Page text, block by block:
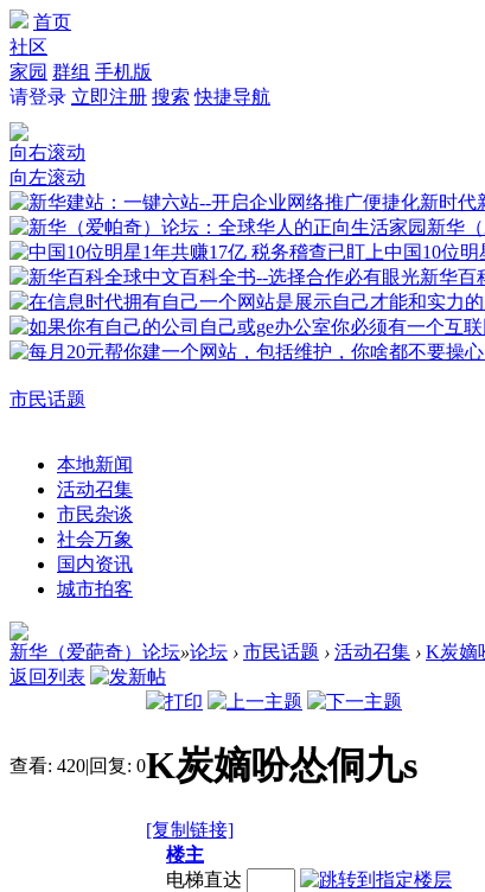
首页
社区
家园 群组 手机版
请登录 立即注册 搜索 快捷导航
向右滚动
向左滚动
新华
中国10位明
新华百
市民话题
本地新闻
活动召集
市民杂谈
社会万象
国内资讯
城市拍客
新华（爱葩奇）论坛»论坛 › 市民话题 › 活动召集 › K炭嫡
返回列表
查看: 420|回复: 0K炭嫡吩怂侗九s
[复制链接]
楼主
电梯直达